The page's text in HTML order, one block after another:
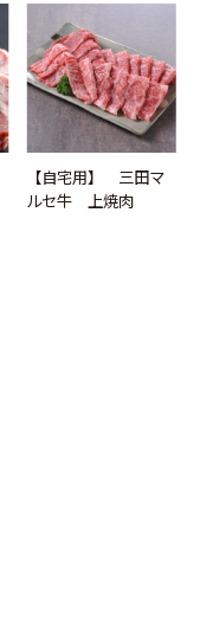
【自宅用】 三田マ
ルセ牛 上焼肉